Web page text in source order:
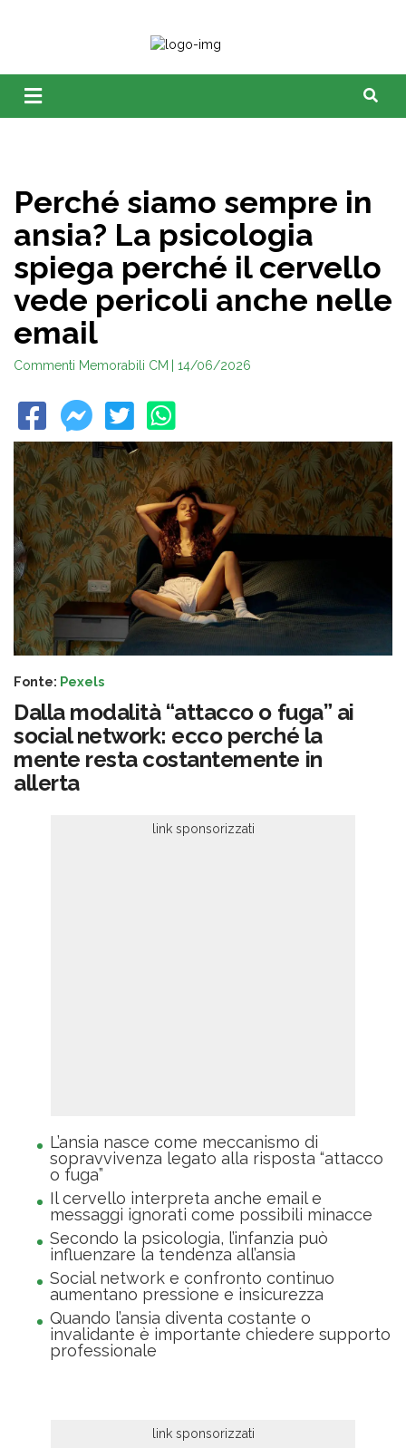
Perché siamo sempre in
ansia? La psicologia
spiega perché il cervello
vede pericoli anche nelle
email
Commenti Memorabili CM | 14/06/2026
Fonte: Pexels
Dalla modalità “attacco o fuga” ai
social network: ecco perché la
mente resta costantemente in
allerta
L’ansia nasce come meccanismo di
sopravvivenza legato alla risposta “attacco
o fuga”
Il cervello interpreta anche email e
messaggi ignorati come possibili minacce
Secondo la psicologia, l’infanzia può
influenzare la tendenza all’ansia
Social network e confronto continuo
aumentano pressione e insicurezza
Quando l’ansia diventa costante o
invalidante è importante chiedere supporto
professionale